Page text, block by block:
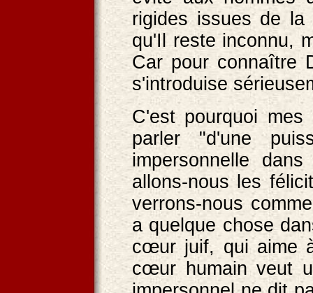
rigides issues de la
qu'Il reste inconnu,
Car pour connaître
s'introduise
C'est pourquoi
parler "d'une
impersonnelle
allons-nous les
verrons-nous
a quelque chose
cœur juif, qui aime
cœur humain veut